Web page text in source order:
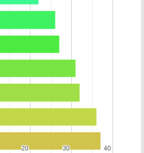
20
20 30
30 40
40